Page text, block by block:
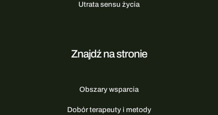
Utrata sensu życia
Znajdź na stronie
Obszary wsparcia
Dobór terapeuty i metody